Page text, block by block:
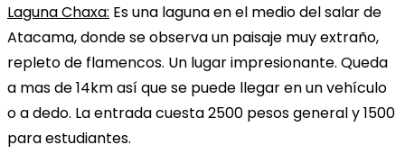
Laguna Chaxa: Es una laguna en el medio del salar de
Atacama, donde se observa un paisaje muy extraño,
repleto de flamencos. Un lugar impresionante. Queda
a mas de 14km así que se puede llegar en un vehículo
o a dedo. La entrada cuesta 2500 pesos general y 1500
para estudiantes.